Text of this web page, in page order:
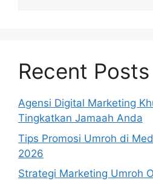
Recent Posts
Agensi Digital Marketing
Tingkatkan Jamaah Anda
Tips Promosi Umroh di
2026
Strategi Marketing Umroh